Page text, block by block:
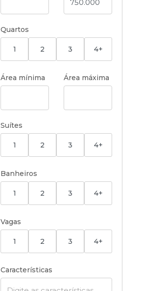
Quartos
1 2 3 4+
Área mínima Área máxima
Suítes
1 2 3 4+
Banheiros
1 2 3 4+
Vagas
1 2 3 4+
Características